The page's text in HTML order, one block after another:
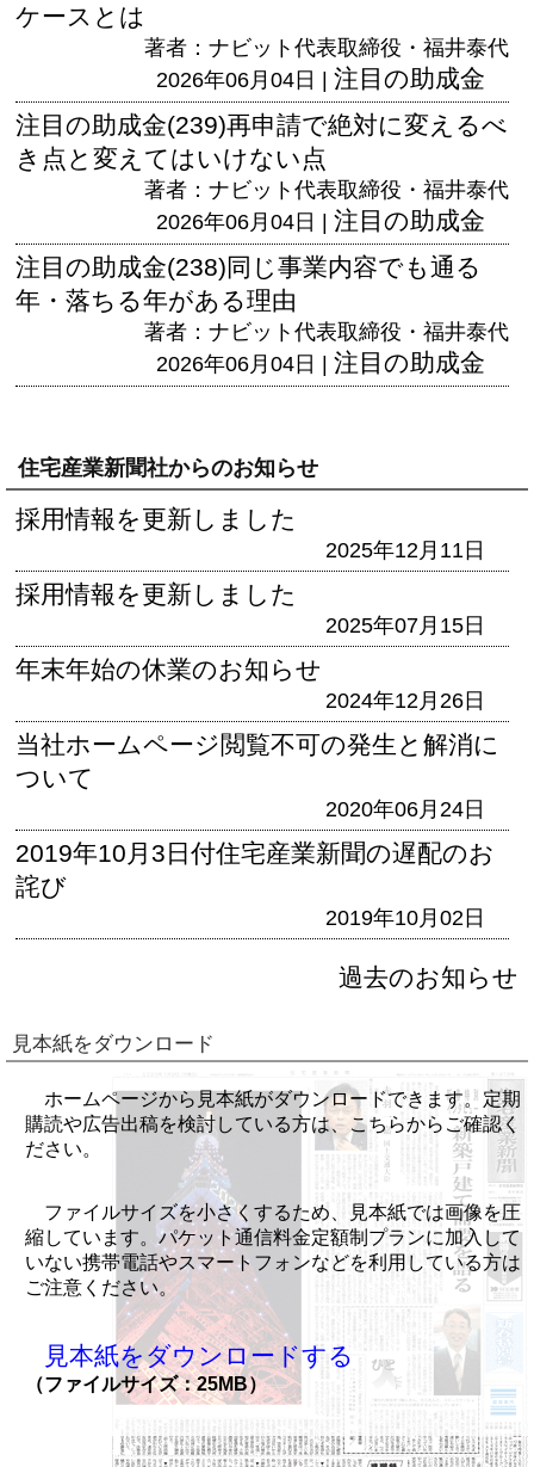
ケースとは
著者：ナビット代表取締役・福井泰代
2026年06月04日 | 注目の助成金
注目の助成金(239)再申請で絶対に変えるべ
き点と変えてはいけない点
著者：ナビット代表取締役・福井泰代
2026年06月04日 | 注目の助成金
注目の助成金(238)同じ事業内容でも通る
年・落ちる年がある理由
著者：ナビット代表取締役・福井泰代
2026年06月04日 | 注目の助成金
住宅産業新聞社からのお知らせ
採用情報を更新しました
2025年12月11日
採用情報を更新しました
2025年07月15日
年末年始の休業のお知らせ
2024年12月26日
当社ホームページ閲覧不可の発生と解消に
ついて
2020年06月24日
2019年10月3日付住宅産業新聞の遅配のお
詫び
2019年10月02日
過去のお知らせ
見本紙をダウンロード
ホームページから見本紙がダウンロードできます。定期
購読や広告出稿を検討している方は、こちらからご確認く
ださい。
ファイルサイズを小さくするため、見本紙では画像を圧
縮しています。パケット通信料金定額制プランに加入して
いない携帯電話やスマートフォンなどを利用している方は
ご注意ください。
見本紙をダウンロードする
（ファイルサイズ：25MB）